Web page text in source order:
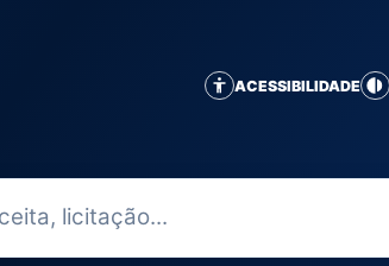
ACESSIBILIDADE